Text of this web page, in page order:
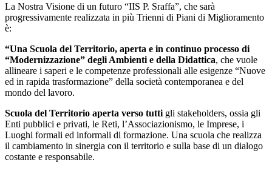
La Nostra Visione di un futuro “IIS P. Sraffa”, che sarà
progressivamente realizzata in più Trienni di Piani di Miglioramento
è:
“Una Scuola del Territorio, aperta e in continuo processo di
“Modernizzazione” degli Ambienti e della Didattica, che vuole
allineare i saperi e le competenze professionali alle esigenze “Nuove
ed in rapida trasformazione” della società contemporanea e del
mondo del lavoro.
Scuola del Territorio aperta verso tutti gli stakeholders, ossia gli
Enti pubblici e privati, le Reti, l’Associazionismo, le Imprese, i
Luoghi formali ed informali di formazione. Una scuola che realizza
il cambiamento in sinergia con il territorio e sulla base di un dialogo
costante e responsabile.